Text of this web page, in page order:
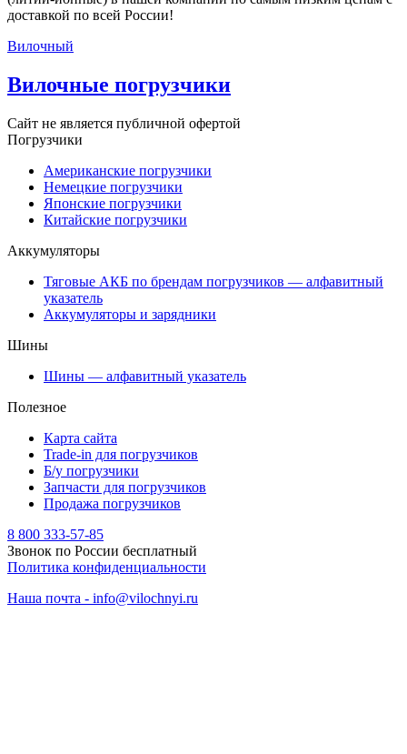
доставкой по всей России!
Вилочный
Вилочные погрузчики
Сайт не является публичной офертой
Погрузчики
Американские погрузчики
Немецкие погрузчики
Японские погрузчики
Китайские погрузчики
Аккумуляторы
Тяговые АКБ по брендам погрузчиков — алфавитный
указатель
Аккумуляторы и зарядники
Шины
Шины — алфавитный указатель
Полезное
Карта сайта
Trade-in для погрузчиков
Б/у погрузчики
Запчасти для погрузчиков
Продажа погрузчиков
8 800 333-57-85
Звонок по России бесплатный
Политика конфиденциальности
Наша почта - info@vilochnyi.ru